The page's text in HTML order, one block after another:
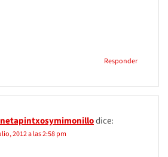
Responder
dice:
2012 a las 2:58 pm